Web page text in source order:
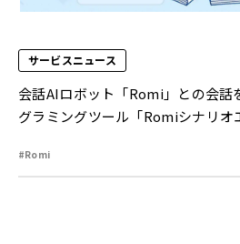
サービスニュース
会話AIロボット「Romi」との会話
グラミングツール「Romiシナリオ
#Romi